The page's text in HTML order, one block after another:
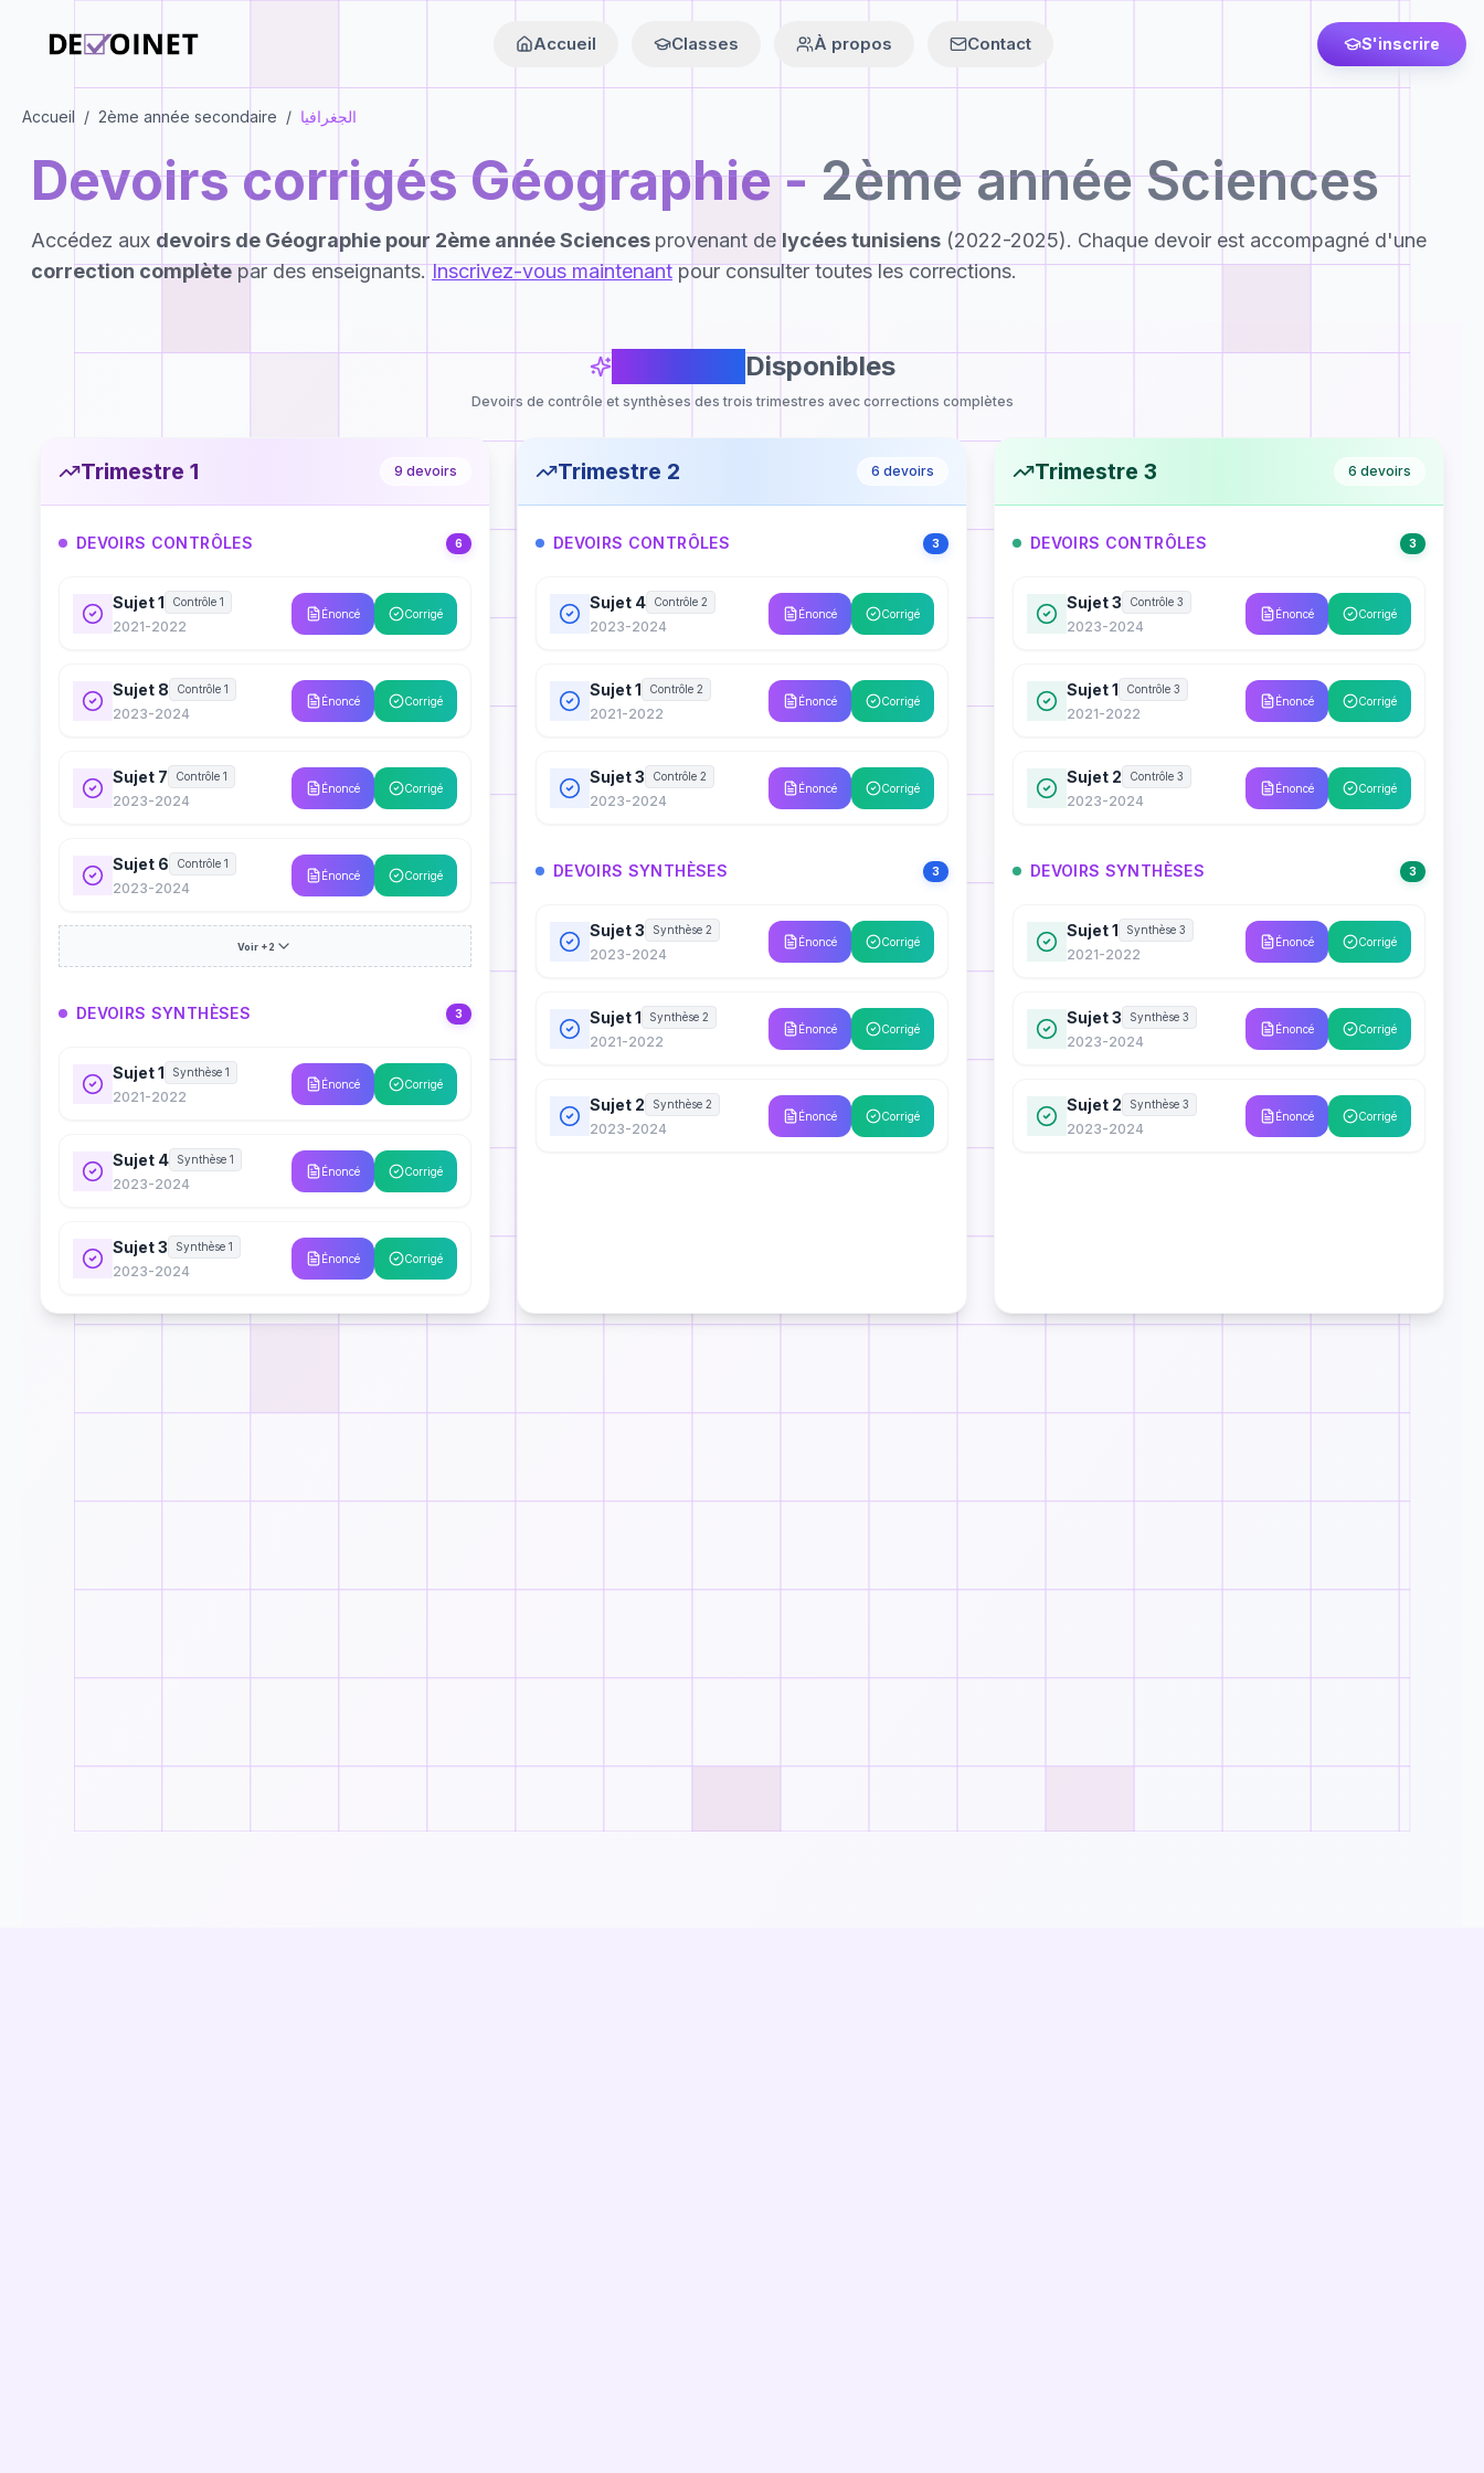
Accueil Classes À propos Contact S'inscrire
Accueil / 2ème année secondaire / الجغرافيا
Devoirs corrigésGéographie-2ème année Sciences
Accédez aux devoirs de Géographie pour 2ème année Sciences provenant de lycées tunisiens (2022-2025). Chaque devoir est accompagné d'une
correction complètepar des enseignants.Inscrivez-vous maintenantpour consulter toutes les corrections.
Disponibles
Devoirs de contrôle et synthèses des trois trimestres avec corrections complètes
Trimestre 1 9 devoirs
DEVOIRS CONTRÔLES 6
Sujet 1 Contrôle 1
2021-2022
Énoncé Corrigé
Sujet 8 Contrôle 1
2023-2024
Énoncé Corrigé
Sujet 7 Contrôle 1
2023-2024
Énoncé Corrigé
Sujet 6 Contrôle 1
2023-2024
Énoncé Corrigé
Voir +2
DEVOIRS SYNTHÈSES 3
Sujet 1 Synthèse 1
2021-2022
Énoncé Corrigé
Sujet 4 Synthèse 1
2023-2024
Énoncé Corrigé
Sujet 3 Synthèse 1
2023-2024
Énoncé Corrigé
Trimestre 2 6 devoirs
DEVOIRS CONTRÔLES 3
Sujet 4 Contrôle 2
2023-2024
Énoncé Corrigé
Sujet 1 Contrôle 2
2021-2022
Énoncé Corrigé
Sujet 3 Contrôle 2
2023-2024
Énoncé Corrigé
DEVOIRS SYNTHÈSES 3
Sujet 3 Synthèse 2
2023-2024
Énoncé Corrigé
Sujet 1 Synthèse 2
2021-2022
Énoncé Corrigé
Sujet 2 Synthèse 2
2023-2024
Énoncé Corrigé
Trimestre 3 6 devoirs
DEVOIRS CONTRÔLES 3
Sujet 3 Contrôle 3
2023-2024
Énoncé Corrigé
Sujet 1 Contrôle 3
2021-2022
Énoncé Corrigé
Sujet 2 Contrôle 3
2023-2024
Énoncé Corrigé
DEVOIRS SYNTHÈSES 3
Sujet 1 Synthèse 3
2021-2022
Énoncé Corrigé
Sujet 3 Synthèse 3
2023-2024
Énoncé Corrigé
Sujet 2 Synthèse 3
2023-2024
Énoncé Corrigé